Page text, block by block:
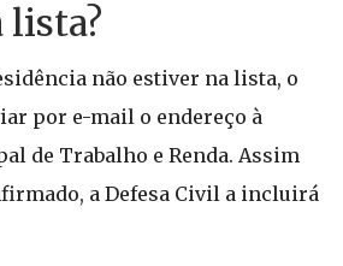
lista?
não estiver na lista, o
por e-mail o endereço à
de Trabalho e Renda. Assim
a Defesa Civil a incluirá